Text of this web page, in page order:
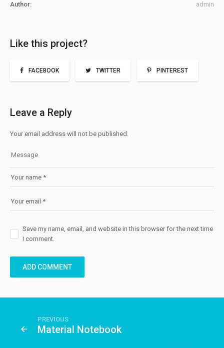
Author: admin
Like this project?
FACEBOOK TWITTER PINTEREST
Leave a Reply
Your email address will not be published.
Save my name, email, and website in this browser for the next time
I comment.
Material Notebook
PREVIOUS